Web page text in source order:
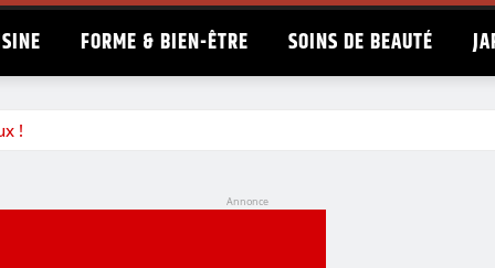
FORME & BIEN-ÊTRE SOINS DE BEAUTÉ
!
Annonce